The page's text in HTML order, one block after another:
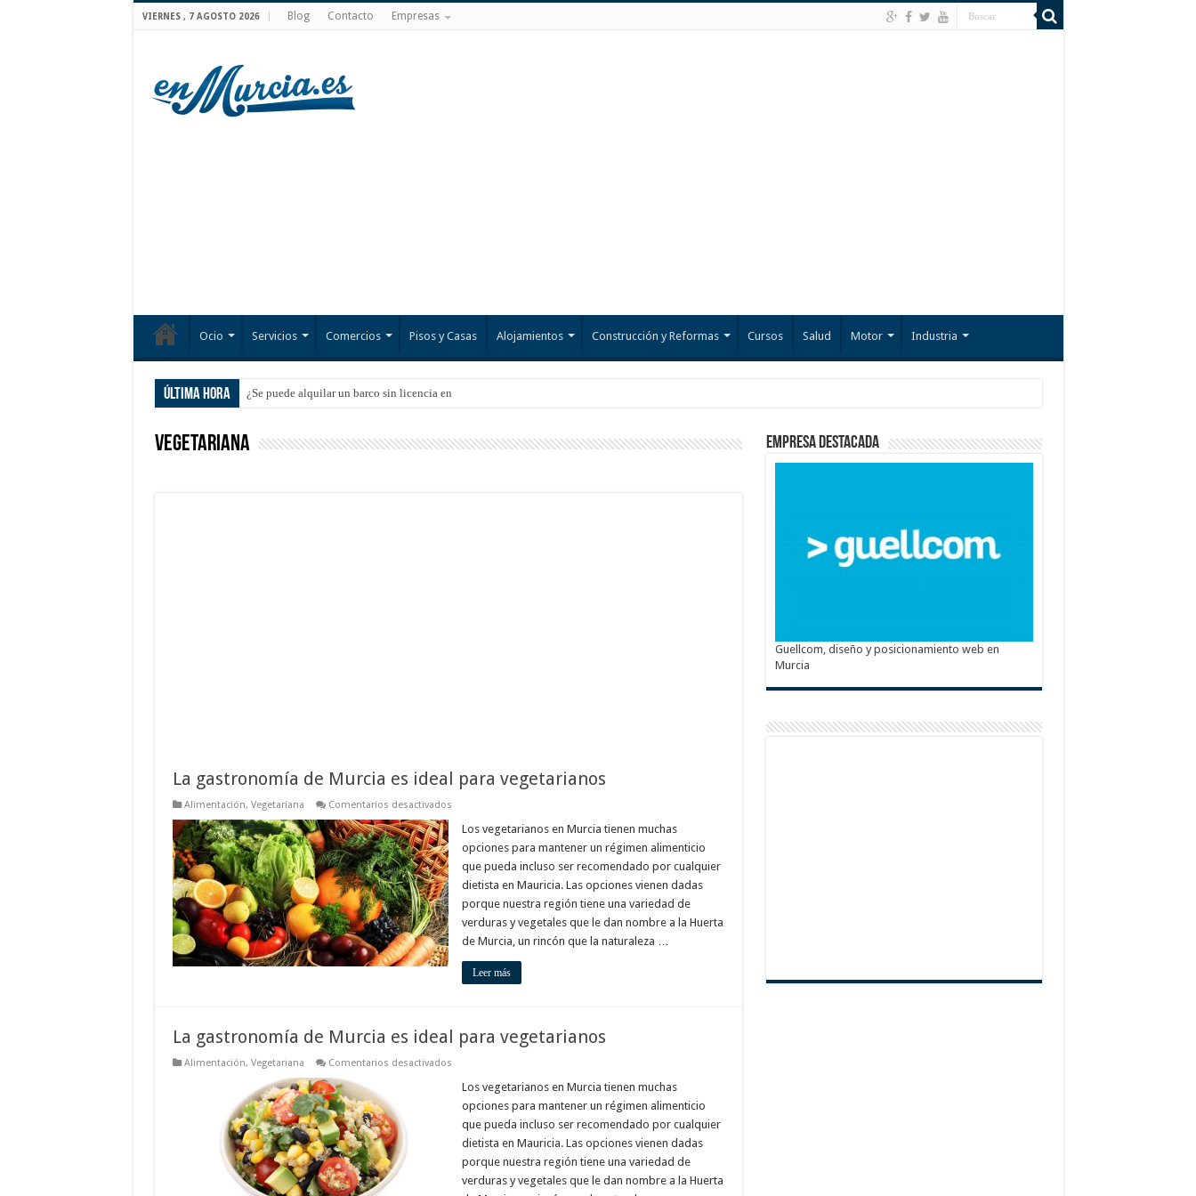
VIERNES , 7 AGOSTO 2026 Blog Contacto Empresas
Ocio Servicios Comercios Pisos y Casas Alojamientos Construcción y Reformas Cursos Salud Motor Industria
Última hora ¿Se puede alquilar un barco sin licencia en el Mar Meno
Vegetariana
La gastronomía de Murcia es ideal para vegetarianos
Alimentación, Vegetariana Comentarios desactivadosen
gastronomía
Murcia
ideal
para
Los vegetarianos en Murcia tienen muchas
opciones para mantener un régimen alimenticio
que pueda incluso ser recomendado por cualquier
dietista en Mauricia. Las opciones vienen dadas
porque nuestra región tiene una variedad de
verduras y vegetales que le dan nombre a la Huerta
de Murcia, un rincón que la naturaleza …
Leer más
La gastronomía de Murcia es ideal para vegetarianos
Alimentación, Vegetariana Comentarios desactivadosen
gastronomía
Murcia
ideal
para
Los vegetarianos en Murcia tienen muchas
opciones para mantener un régimen alimenticio
que pueda incluso ser recomendado por cualquier
dietista en Mauricia. Las opciones vienen dadas
porque nuestra región tiene una variedad de
verduras y vegetales que le dan nombre a la Huerta
Empresa destacada
Guellcom, diseño y posicionamiento web en
Murcia